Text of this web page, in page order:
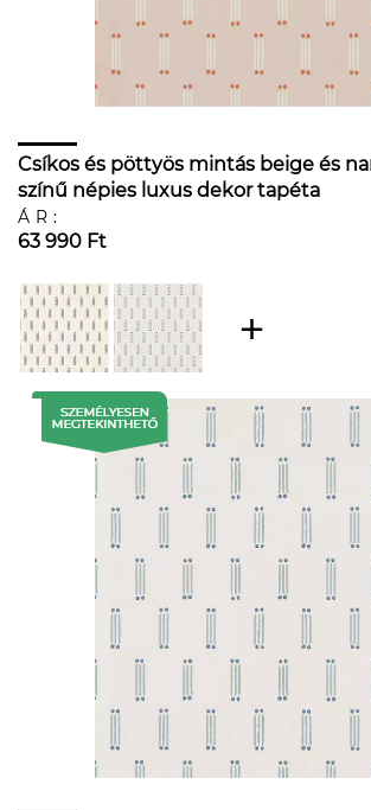
Csíkos és pöttyös mintás beige és
színű népies luxus dekor tapéta
ÁR:
63 990 Ft